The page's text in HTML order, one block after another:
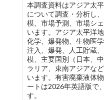
本調査資料はアジア太
について調査・分析し
模、市場予測、市場シ
います。アジア太平洋
化学、爆発物、生物医
注入、爆発、人工貯蔵
模、主要国別（日本、
ラリア、東南アジアな
います。有害廃棄液体
ートは2026年英語版で
す。